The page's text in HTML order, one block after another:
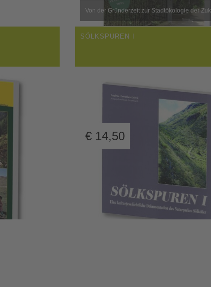
Von der Gründerzeit zur Stadtökologie der
SÖLKSPUREN I
€ 14,50